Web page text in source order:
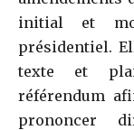
initial et
présidentiel.
texte et
référendum
prononcer